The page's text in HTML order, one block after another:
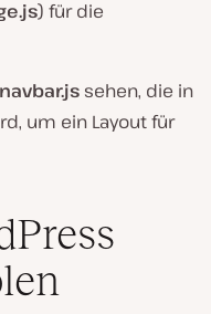
) für die
navbar.js sehen, die in
um ein Layout für